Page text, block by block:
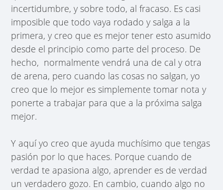
incertidumbre, y sobre todo, al fracaso. Es casi
imposible que todo vaya rodado y salga a la
primera, y creo que es mejor tener esto asumido
desde el principio como parte del proceso. De
hecho, normalmente vendrá una de cal y otra
de arena, pero cuando las cosas no salgan, yo
creo que lo mejor es simplemente tomar nota y
ponerte a trabajar para que a la próxima salga
mejor.
Y aquí yo creo que ayuda muchísimo que tengas
pasión por lo que haces. Porque cuando de
verdad te apasiona algo, aprender es de verdad
un verdadero gozo. En cambio, cuando algo no